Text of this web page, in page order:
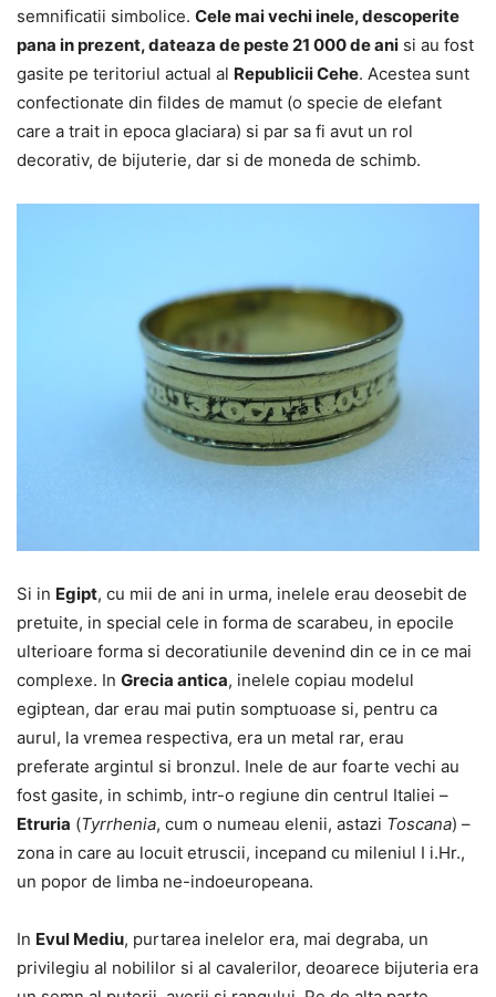
semnificatii simbolice. Cele mai vechi inele, descoperite
pana in prezent, dateaza de peste 21 000 de ani si au fost
gasite pe teritoriul actual al Republicii Cehe. Acestea sunt
confectionate din fildes de mamut (o specie de elefant
care a trait in epoca glaciara) si par sa fi avut un rol
decorativ, de bijuterie, dar si de moneda de schimb.
Si in Egipt, cu mii de ani in urma, inelele erau deosebit de
pretuite, in special cele in forma de scarabeu, in epocile
ulterioare forma si decoratiunile devenind din ce in ce mai
complexe. In Grecia antica, inelele copiau modelul
egiptean, dar erau mai putin somptuoase si, pentru ca
aurul, la vremea respectiva, era un metal rar, erau
preferate argintul si bronzul. Inele de aur foarte vechi au
fost gasite, in schimb, intr-o regiune din centrul Italiei –
Etruria (Tyrrhenia, cum o numeau elenii, astazi Toscana) –
zona in care au locuit etruscii, incepand cu mileniul I i.Hr.,
un popor de limba ne-indoeuropeana.
In Evul Mediu, purtarea inelelor era, mai degraba, un
privilegiu al nobililor si al cavalerilor, deoarece bijuteria era